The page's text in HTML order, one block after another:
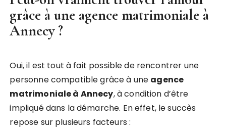
grâce à une agence matrimoniale à
Annecy?
Oui, il est tout à fait possible de rencontrer une
personne compatible grâce à une agence
matrimoniale à Annecy, à condition d’être
impliqué dans la démarche. En effet, le succès
repose sur plusieurs facteurs :